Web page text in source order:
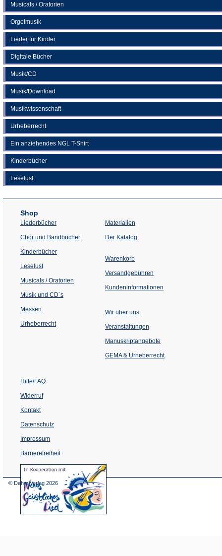
Musicals / Oratorien
Orgelmusik
Lieder für Kinder
Digitale Bücher
Musik/CD
Musik/Download
Musikwissenschaft
Urheberrecht
Ein anziehendes NGL T-Shirt
Kinderbücher
Leselust
Shop
Liederbücher
Chor und Bandbücher
Kinderbücher
Leselust
Musicals / Oratorien
Musik und CD´s
Messen
Urheberrecht
Materialien
Der Katalog
Warenkorb
Versandgebühren
Kundeninformationen
Wir über uns
Veranstaltungen
einem
Tab)
Manuskriptangebote
GEMA & Urheberrecht
Hilfe/FAQ
Widerruf
Kontakt
Datenschutz
Impressum
Barrierefreiheit
(Öffnet
in
© Dehm Verlag 2026